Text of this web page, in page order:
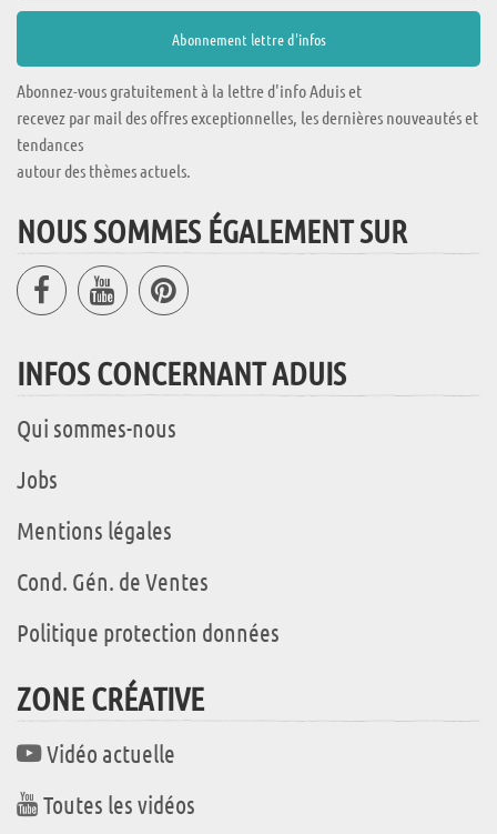
Abonnez-vous gratuitement à la lettre d'info Aduis et
recevez par mail des offres exceptionnelles, les dernières nouveautés et
tendances
autour des thèmes actuels.
NOUS SOMMES ÉGALEMENT SUR
INFOS CONCERNANT ADUIS
Qui sommes-nous
Jobs
Mentions légales
Cond. Gén. de Ventes
Politique protection données
ZONE CRÉATIVE
Vidéo actuelle
Toutes les vidéos